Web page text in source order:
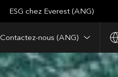
Contactez-nous (ANG)
ESG chez Everest (ANG)